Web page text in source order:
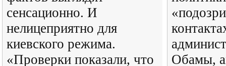
сенсационно. И
нелицеприятно для
киевского режима.
«Проверки показали, что
Обамы,